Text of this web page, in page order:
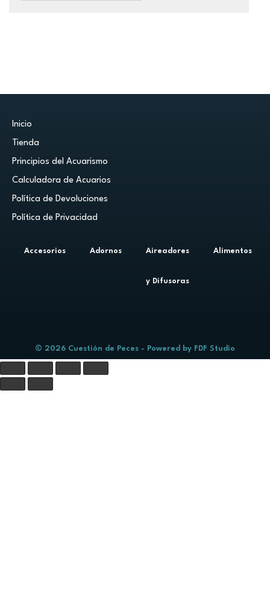
Inicio
Tienda
Principios del Acuarismo
Calculadora de Acuarios
Política de Devoluciones
Política de Privacidad
Accesorios Adornos Aireadores
y Difusoras
Alimentos
© 2026 Cuestión de Peces - Powered by FDF Studio